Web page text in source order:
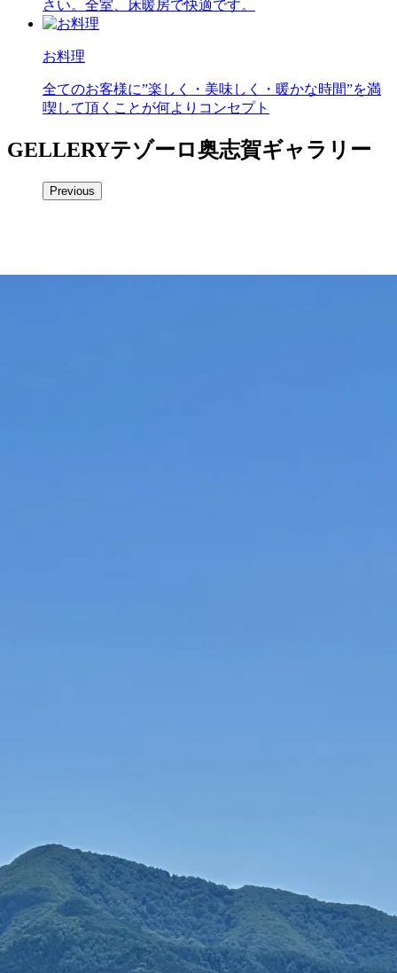
さい。全室、床暖房で快適です。
お料理
全てのお客様に”楽しく・美味しく・暖かな時間”を満
喫して頂くことが何よりコンセプト
GELLERYテゾーロ奥志賀ギャラリー
Previous